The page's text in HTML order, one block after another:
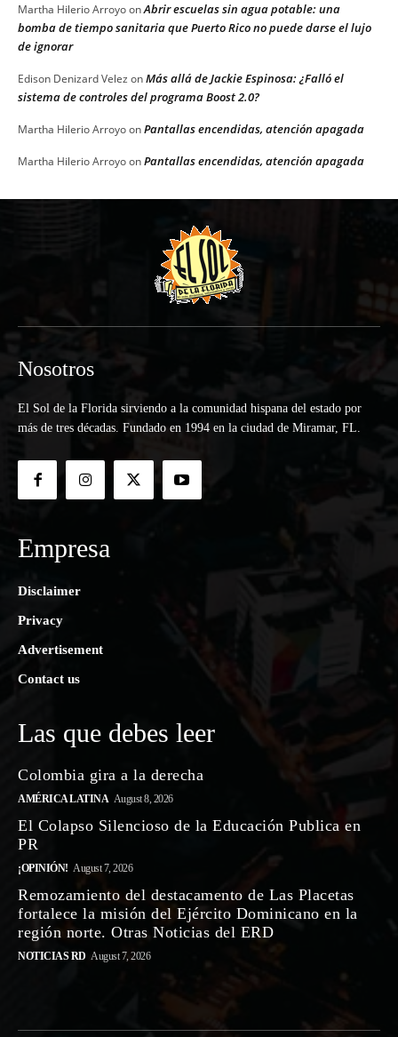
Martha Hilerio ArroyoonAbrir escuelas sin agua potable: una
bomba de tiempo sanitaria que Puerto Rico no puede darse el lujo
de ignorar
Edison Denizard Velez onMás allá de Jackie Espinosa: ¿Falló el
sistema de controles del programa Boost 2.0?
Martha Hilerio ArroyoonPantallas encendidas, atención apagada
Martha Hilerio ArroyoonPantallas encendidas, atención apagada
Nosotros
El Sol de la Florida sirviendo a la comunidad hispana del estado por
más de tres décadas. Fundado en 1994 en la ciudad de Miramar, FL.
Empresa
Disclaimer
Privacy
Advertisement
Contact us
Las que debes leer
Colombia gira a la derecha
AMÉRICA LATINA August 8, 2026
El Colapso Silencioso de la Educación Publica en
PR
¡OPINIÓN! August 7, 2026
Remozamiento del destacamento de Las Placetas
fortalece la misión del Ejército Dominicano en la
región norte. Otras Noticias del ERD
NOTICIAS RD August 7, 2026